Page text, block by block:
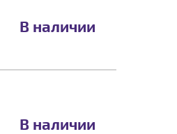
В наличии
В наличии